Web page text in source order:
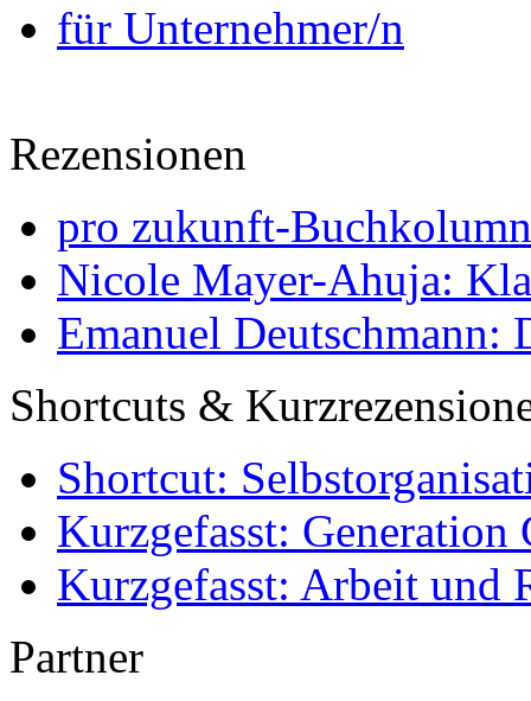
für Unternehmer/n
Rezensionen
pro zukunft-
Nicole Mayer-Ahuja:
Emanuel Deutschmann:
Shortcuts &
Shortcut:
Kurzgefasst: Generation
Kurzgefasst: Arbeit und
Partner